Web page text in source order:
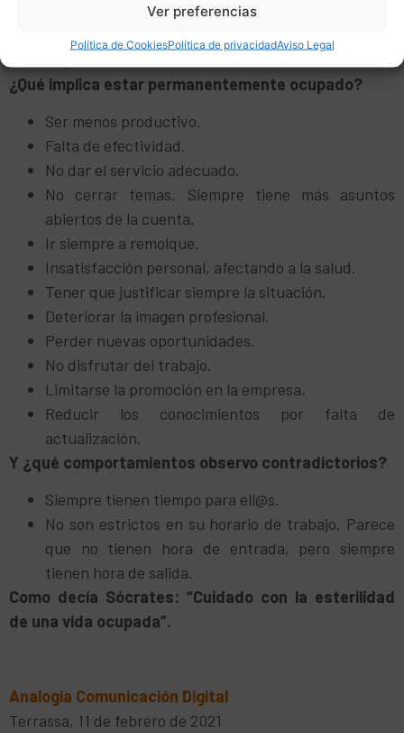
Ver preferencias
Política de CookiesPolítica de privacidadAviso Legal
Imposibilidad para parar, analizar, corregir y
¿Qué implica estar permanentemente ocupado?
Ser menos productivo.
Falta de efectividad.
No dar el servicio adecuado.
No cerrar temas. Siempre tiene más asuntos
abiertos de la cuenta.
Ir siempre a remolque.
Insatisfacción personal, afectando a la salud.
Tener que justificar siempre la situación.
Deteriorar la imagen profesional.
Perder nuevas oportunidades.
No disfrutar del trabajo.
Limitarse la promoción en la empresa.
Reducir los conocimientos por falta de
actualización.
Y ¿qué comportamientos observo contradictorios?
Siempre tienen tiempo para ell@s.
No son estrictos en su horario de trabajo. Parece
que no tienen hora de entrada, pero siempre
tienen hora de salida.
Como decía Sócrates: “Cuidado con la esterilidad
de una vida ocupada”.
Analogia Comunicación Digital
Terrassa, 11 de febrero de 2021